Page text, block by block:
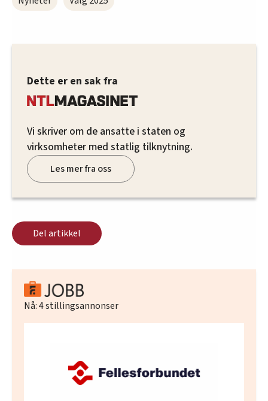
Dette er en sak fra
Vi skriver om de ansatte i staten og
virksomheter med statlig tilknytning.
Les mer fra oss
Del artikkel
Nå:4stillingsannonser